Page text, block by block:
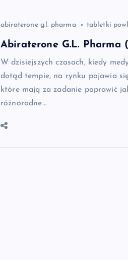
abiraterone g.l. pharma tabletki
Abiraterone G.L. Pharma
W dzisiejszych czasach, kiedy
dotąd tempie, na rynku pojawia
które mają za zadanie poprawić
różnorodne…